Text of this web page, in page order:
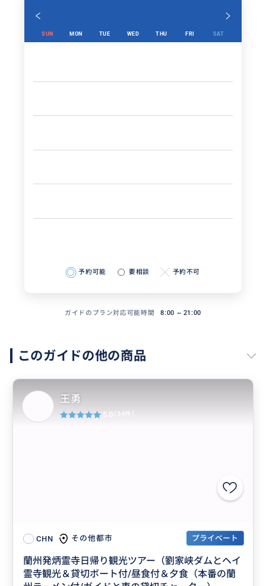
SUN MON TUE WED THU FRI SAT
予約可能 要相談 予約不可
ガイドのプラン対応可能時間 8:00 ~ 21:00
このガイドの他の商品
CHN その他都市 プライベート
蘭州発炳霊寺日帰り観光ツアー（劉家峡ダムとヘイ
霊寺観光＆貸切ボート付/昼食付＆夕食（本番の蘭
王勇
5.0 (34件)